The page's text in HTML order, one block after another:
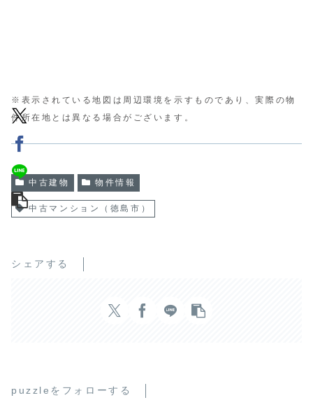
※表示されている地図は周辺環境を示すものであり、実際の物
件所在地とは異なる場合がございます。
中古建物 物件情報
中古マンション（徳島市）
シェアする
puzzleをフォローする